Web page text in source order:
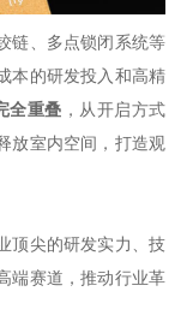
链、多点锁闭系统等
本的研发投入和高精
全重叠 ，从开启方式
放室内空间，打造观
顶尖的研发实力、技
端赛道，推动行业革